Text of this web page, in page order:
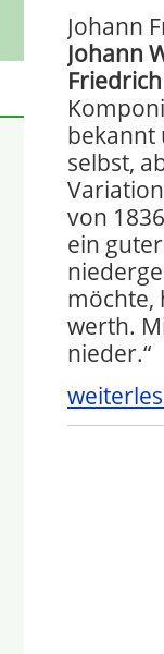
Johann
Johann
bekannt
selbst,
von
ein
möchte,
werth.
nieder.“